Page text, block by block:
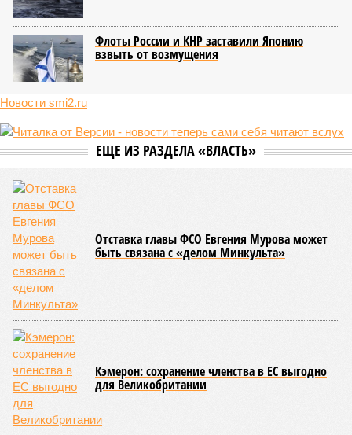
Флоты России и КНР заставили Японию
взвыть от возмущения
Новости smi2.ru
ЕЩЕ ИЗ РАЗДЕЛА «ВЛАСТЬ»
Отставка главы ФСО Евгения Мурова может
быть связана с «делом Минкульта»
Кэмерон: сохранение членства в ЕС выгодно
для Великобритании